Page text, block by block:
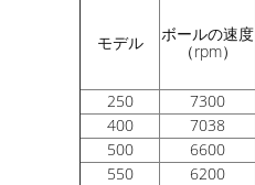
モデル
ボールの速度
（rpm）
250 7300
400
7038
500
6600
550
6200